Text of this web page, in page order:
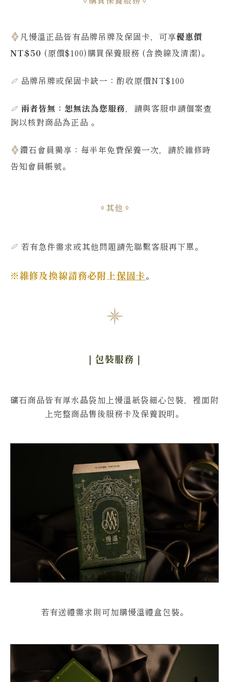
凡慢溫正品皆有品牌吊牌及保固卡，可享優惠價
NT$50 (原價$100)購買保養服務 (含換線及清潔)。
品牌吊牌或保固卡缺一：酌收原價NT$100
兩者皆無：恕無法為您服務，請與客服申請個案查
詢以核對商品為正品 。
鑽石會員獨享：每半年免費保養一次，請於維修時
告知會員帳號。
其他
若有急件需求或其他問題請先聯繫客服再下單。
※維修及換線請務必附上保固卡。
｜包裝服務 ｜
礦石商品皆有厚水晶袋加上慢溫紙袋細心包裝，裡面附
上完整商品售後服務卡及保養說明。
若有送禮需求則可加購慢溫禮盒包裝。